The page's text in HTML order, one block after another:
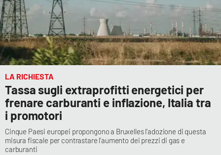
LA RICHIESTA
Tassa sugli extraprofitti energetici per
frenare carburanti e inflazione, Italia tra
i promotori
Cinque Paesi europei propongono a Bruxelles l’adozione di questa
misura fiscale per contrastare l’aumento dei prezzi di gas e
carburanti